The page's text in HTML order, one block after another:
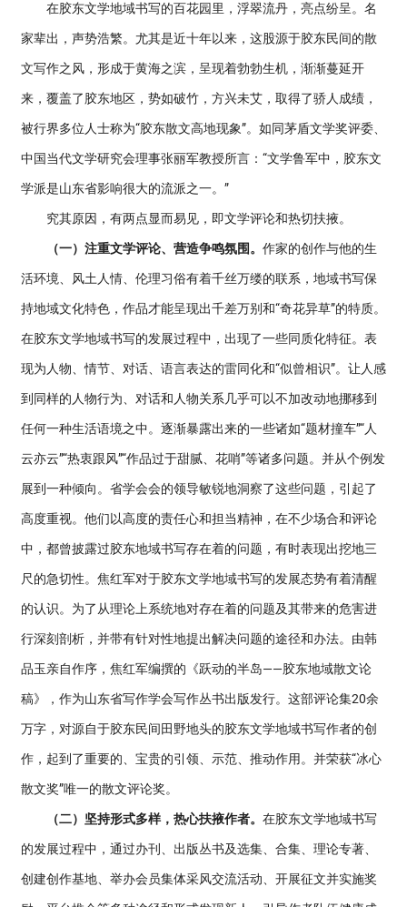
在胶东文学地域书写的百花园里，浮翠流丹，亮点纷呈。名
家辈出，声势浩繁。尤其是近十年以来，这股源于胶东民间的散
文写作之风，形成于黄海之滨，呈现着勃勃生机，渐渐蔓延开
来，覆盖了胶东地区，势如破竹，方兴未艾，取得了骄人成绩，
被行界多位人士称为“胶东散文高地现象”。如同茅盾文学奖评委、
中国当代文学研究会理事张丽军教授所言：“文学鲁军中，胶东文
学派是山东省影响很大的流派之一。”
究其原因，有两点显而易见，即文学评论和热切扶掖。
（一）注重文学评论、营造争鸣氛围。 作家的创作与他的生
活环境、风土人情、伦理习俗有着千丝万缕的联系，地域书写保
持地域文化特色，作品才能呈现出千差万别和“奇花异草”的特质。
在胶东文学地域书写的发展过程中，出现了一些同质化特征。表
现为人物、情节、对话、语言表达的雷同化和“似曾相识”。让人感
到同样的人物行为、对话和人物关系几乎可以不加改动地挪移到
任何一种生活语境之中。逐渐暴露出来的一些诸如“题材撞车”“人
云亦云”“热衷跟风”“作品过于甜腻、花哨”等诸多问题。并从个例发
展到一种倾向。省学会会的领导敏锐地洞察了这些问题，引起了
高度重视。他们以高度的责任心和担当精神，在不少场合和评论
中，都曾披露过胶东地域书写存在着的问题，有时表现出挖地三
尺的急切性。焦红军对于胶东文学地域书写的发展态势有着清醒
的认识。为了从理论上系统地对存在着的问题及其带来的危害进
行深刻剖析，并带有针对性地提出解决问题的途径和办法。由韩
品玉亲自作序，焦红军编撰的《跃动的半岛——胶东地域散文论
稿》，作为山东省写作学会写作丛书出版发行。这部评论集20余
万字，对源自于胶东民间田野地头的胶东文学地域书写作者的创
作，起到了重要的、宝贵的引领、示范、推动作用。并荣获“冰心
散文奖”唯一的散文评论奖。
（二）坚持形式多样，热心扶掖作者。 在胶东文学地域书写
的发展过程中，通过办刊、出版丛书及选集、合集、理论专著、
创建创作基地、举办会员集体采风交流活动、开展征文并实施奖